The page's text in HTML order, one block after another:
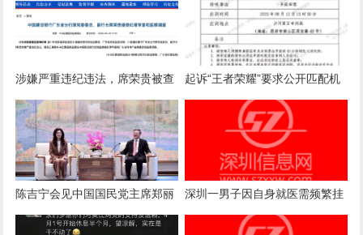
曝光的本意是希望不要浪费
令，要求彻查涉案官员
涉嫌严重违纪违法，席荣贵被查
起诉“王者荣耀”要求公开匹配机
制案一审诉求被驳回，法院：属
商业秘密，公开或导致被滥用
陈吉宁会见中国国民党主席郑丽
文
深圳一男子因自身就医需频繁挂
号，自学编写抢号脚本，发